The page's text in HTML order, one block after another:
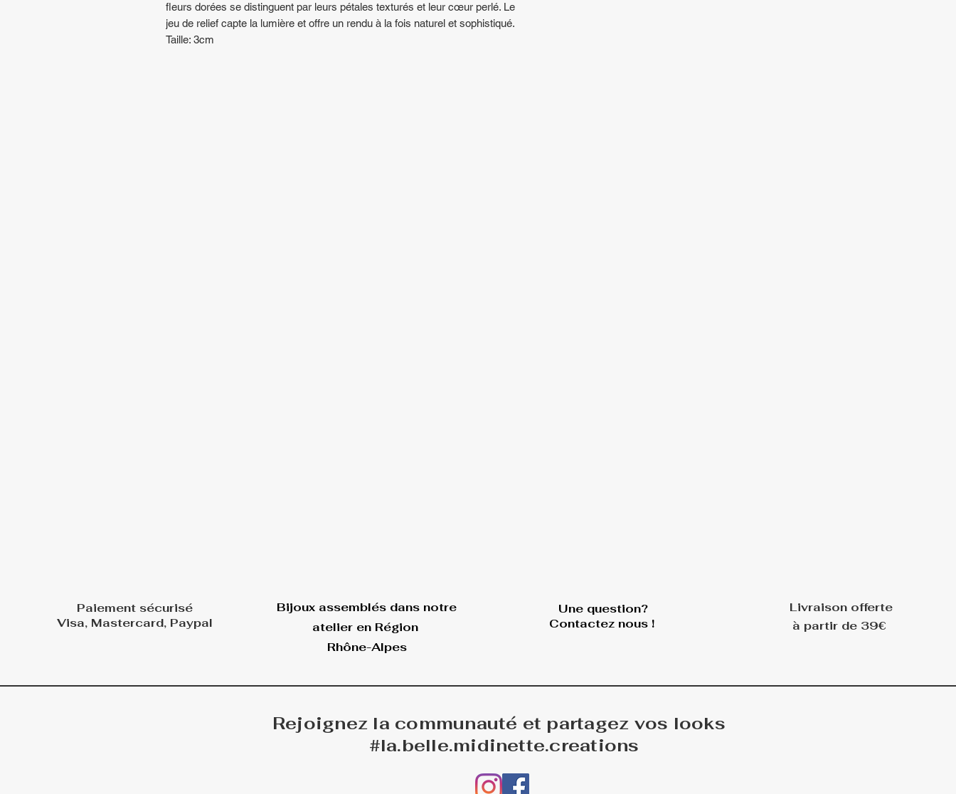
fleurs dorées se distinguent par leurs pétales texturés et leur cœur perlé. Le
jeu de relief capte la lumière et offre un rendu à la fois naturel et sophistiqué.
Taille: 3cm
Paiement sécurisé
Visa, Mastercard, Paypal
Bijoux assemblés dans notre
atelier en Région
Rhône-Alpes
Une question?
Contactez nous !
Livraison offerte
à partir de 39€
Rejoignez la communauté et partagez vos looks
#la.belle.midinette.creations